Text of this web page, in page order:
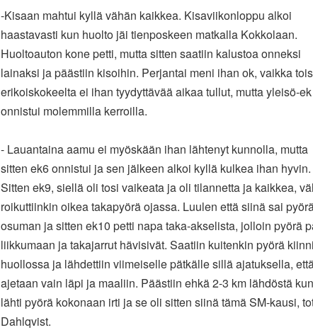
-Kisaan mahtui kyllä vähän kaikkea. Kisaviikonloppu alkoi
haastavasti kun huolto jäi tienposkeen matkalla Kokkolaan.
Huoltoauton kone petti, mutta sitten saatiin kalustoa onneksi
lainaksi ja päästiin kisoihin. Perjantai meni ihan ok, vaikka
erikoiskokeelta ei ihan tyydyttävää aikaa tullut, mutta yleisö-ek
onnistui molemmilla kerroilla.
- Lauantaina aamu ei myöskään ihan lähtenyt kunnolla, mutta
sitten ek6 onnistui ja sen jälkeen alkoi kyllä kulkea ihan hyvin.
Sitten ek9, siellä oli tosi vaikeata ja oli tilannetta ja kaikkea,
roikuttiinkin oikea takapyörä ojassa. Luulen että siinä sai
osuman ja sitten ek10 petti napa taka-akselista, jolloin pyörä
liikkumaan ja takajarrut hävisivät. Saatiin kuitenkin pyörä kiinni
huollossa ja lähdettiin viimeiselle pätkälle sillä ajatuksella,
ajetaan vain läpi ja maaliin. Päästiin ehkä 2-3 km lähdöstä kun
lähti pyörä kokonaan irti ja se oli sitten siinä tämä SM-kausi,
Dahlqvist.